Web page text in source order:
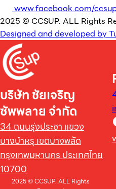
www.facebook.com/
2025 © CCSUP. ALL Rights
Designed and developed by
บริษัท ชัยเจริญ
ซัพพลาย จำกัด
34 ถนนรุ่งประชา แขวง
บางบำหรุ เขตบางพลัด
กรุงเทพมหานคร ประเทศไทย
10700
2025 © CCSUP. ALL Rights